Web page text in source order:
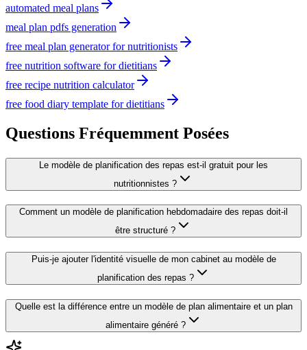
automated meal plans
meal plan pdfs generation
free meal plan generator for nutritionists
free nutrition software for dietitians
free recipe nutrition calculator
free food diary template for dietitians
Questions Fréquemment Posées
Le modèle de planification des repas est-il gratuit pour les
nutritionnistes ?
Comment un modèle de planification hebdomadaire des repas doit-il
être structuré ?
Puis-je ajouter l'identité visuelle de mon cabinet au modèle de
planification des repas ?
Quelle est la différence entre un modèle de plan alimentaire et un plan
alimentaire généré ?